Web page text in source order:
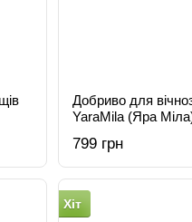
Добриво для
YaraMila (Яра
799 грн
Хіт